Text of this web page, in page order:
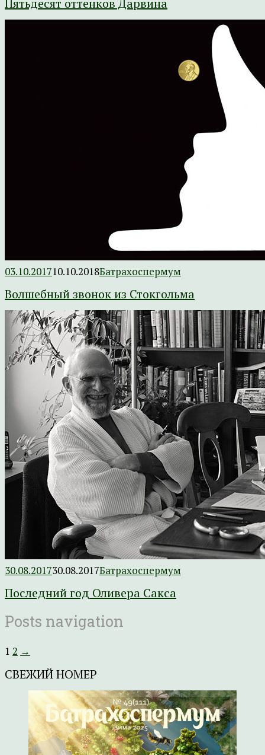
Пятьдесят оттенков Дарвина
03.10.201710.10.2018Батрахоспермум
Волшебный звонок из Стокгольма
30.08.201730.08.2017Батрахоспермум
Последний год Оливера Сакса
Posts navigation
1 2 →
СВЕЖИЙ НОМЕР